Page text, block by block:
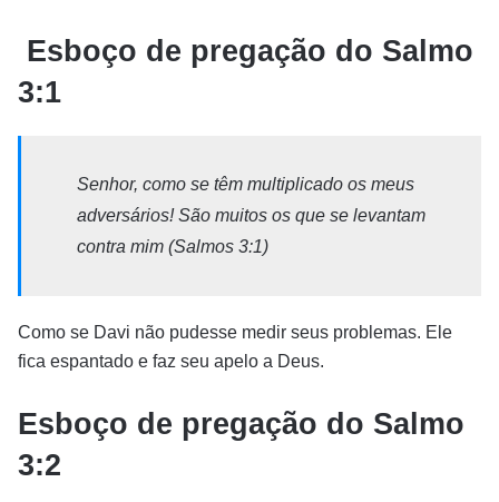
Esboço de pregação do Salmo
3:1
Senhor, como se têm multiplicado os meus
adversários! São muitos os que se levantam
contra mim (Salmos 3:1)
Como se Davi não pudesse medir seus problemas. Ele
fica espantado e faz seu apelo a Deus.
Esboço de pregação do Salmo
3:2